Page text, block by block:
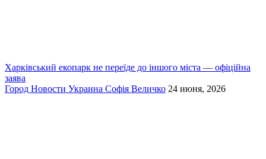
Харківський екопарк не переїде до іншого міста — офіційна
заява
Город Новости Украина Софія Величко 24 июня, 2026